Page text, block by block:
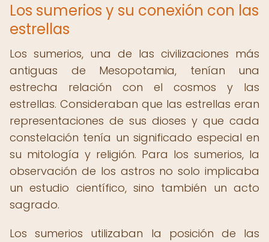
Los sumerios y su conexión con las
estrellas
Los sumerios, una de las civilizaciones más
antiguas de Mesopotamia, tenían una
estrecha relación con el cosmos y las
estrellas. Consideraban que las estrellas eran
representaciones de sus dioses y que cada
constelación tenía un significado especial en
su mitología y religión. Para los sumerios, la
observación de los astros no solo implicaba
un estudio científico, sino también un acto
sagrado.
Los sumerios utilizaban la posición de las